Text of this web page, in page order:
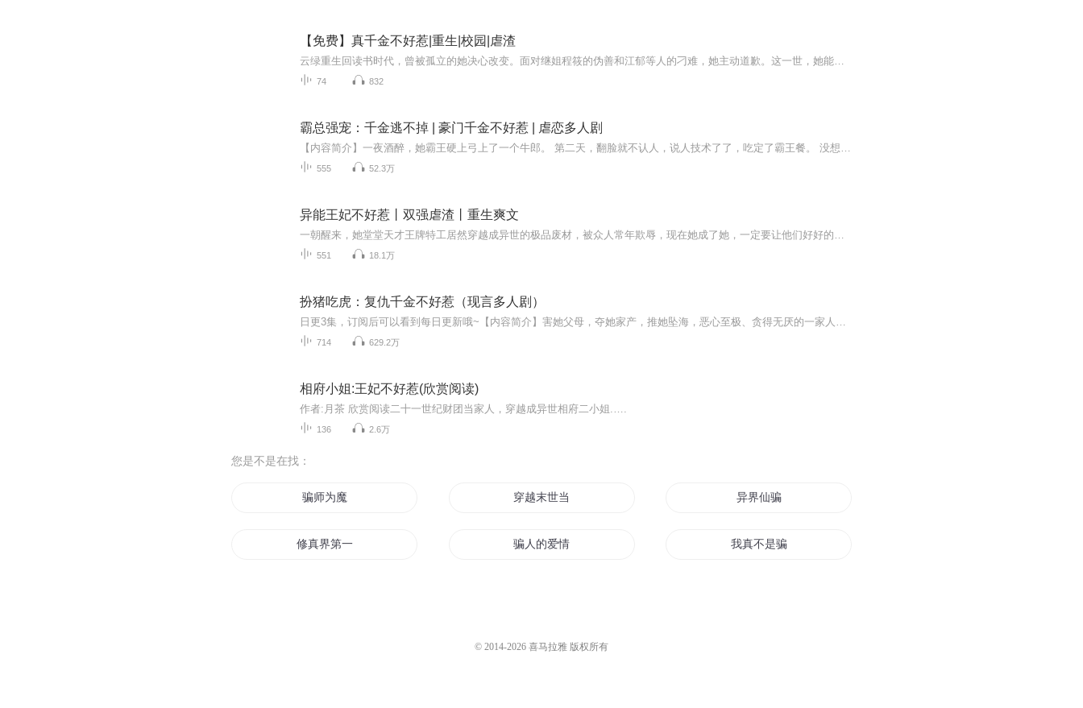
【免费】真千金不好惹|重生|校园|虐渣
云绿重生回读书时代，曾被孤立的她决心改变。面对继姐程筱的伪善和江郁等人的刁难，她主动道歉。这一世，她能否改写命运，夺回云家千金的风采，摆脱上辈子的遗憾？
74 832
霸总强宠：千金逃不掉 | 豪门千金不好惹 | 虐恋多人剧
【内容简介】一夜酒醉，她霸王硬上弓上了一个牛郎。 第二天，翻脸就不认人，说人技术了了，吃定了霸王餐。 没想到最后她被这个男人一纸契约拴在身边，报复似的一次次吃干抹净，证明技术哪家最强！【作者简介】夏芸蔓：网络作家【主播简介】零少侠：喜马拉...
555 52.3万
异能王妃不好惹丨双强虐渣丨重生爽文
一朝醒来，她堂堂天才王牌特工居然穿越成异世的极品废材，被众人常年欺辱，现在她成了她，一定要让他们好好的付出代价……
551 18.1万
扮猪吃虎：复仇千金不好惹（现言多人剧）
日更3集，订阅后可以看到每日更新哦~【内容简介】害她父母，夺她家产，推她坠海，恶心至极、贪得无厌的一家人，最后却还想要博得一个良善的名声？痴心妄想！属于她的，她终会一步步亲手拿回来！"【作者/主播】作者：西江月，网络小说作家，代表作《半寸时...
714 629.2万
相府小姐:王妃不好惹(欣赏阅读)
作者:月茶 欣赏阅读二十一世纪财团当家人，穿越成异世相府二小姐.….
136 2.6万
您是不是在找：
骗师为魔 穿越末世当骗子 异界仙骗
修真界第一骗子 骗人的爱情 我真不是骗子
© 2014-2026 喜马拉雅 版权所有